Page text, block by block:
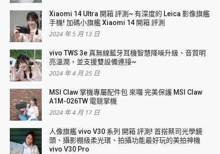
Xiaomi 14 Ultra 開箱 評測~ 有深度的 Leica 影像旗艦
手機! 加碼小旗艦 Xiaomi 14 開箱 評測
2024 年 5 月 13 日
vivo TWS 3e 真無線藍牙耳機智慧降噪升級、音質明
亮溫潤，並支援雙設備連接~
2024 年 4 月 25 日
MSI Claw 掌機專屬配件包 來囉 完美保護 MSI Claw
A1M-026TW 電競掌機
2024 年 4 月 17 日
人像旗艦 vivo V30 系列 開箱 評測! 首搭蔡司光學鏡
頭、攝影棚級柔光環、拍攝功能最好玩的美拍神機
vivo V30 Pro